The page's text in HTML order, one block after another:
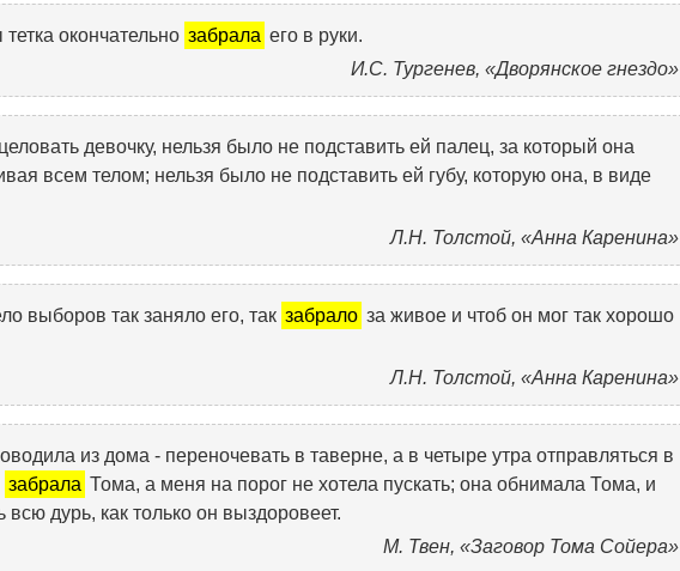
окончательно забрала его в руки.
И.С. Тургенев, «Дворянское гнездо»
девочку, нельзя было не подставить ей палец, за который она
всем телом; нельзя было не подставить ей губу, которую она, в виде
Л.Н. Толстой, «Анна Каренина»
выборов так заняло его, так забрало за живое и чтоб он мог так хорошо
Л.Н. Толстой, «Анна Каренина»
из дома - переночевать в таверне, а в четыре утра отправляться в
забрала Тома, а меня на порог не хотела пускать; она обнимала Тома, и
дурь, как только он выздоровеет.
М. Твен, «Заговор Тома Сойера»